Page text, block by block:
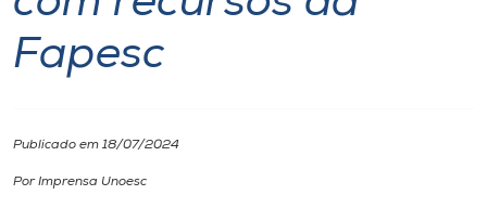
Portal de Ensino
Fapesc
Publicado em 18/07/2024
Por Imprensa Unoesc